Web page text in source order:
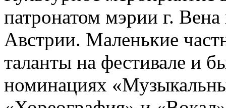
патронатом мэрии г.
Австрии. Маленькие
таланты на фестивале и
номинациях